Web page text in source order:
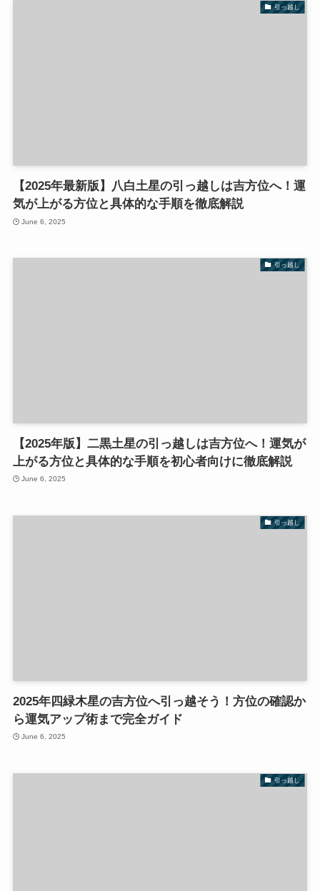
引っ越し
【2025年最新版】八白土星の引っ越しは吉方位へ！運
気が上がる方位と具体的な手順を徹底解説
June 6, 2025
引っ越し
【2025年版】二黒土星の引っ越しは吉方位へ！運気が
上がる方位と具体的な手順を初心者向けに徹底解説
June 6, 2025
引っ越し
2025年四緑木星の吉方位へ引っ越そう！方位の確認か
ら運気アップ術まで完全ガイド
June 6, 2025
引っ越し